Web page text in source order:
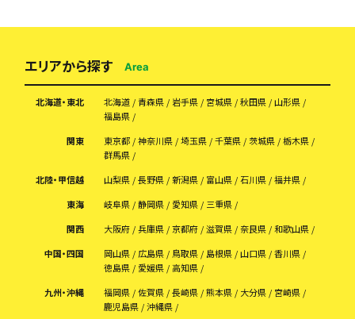
エリアから探す Area
北海道・東北 北海道 青森県 岩手県 宮城県 秋田県
山形県
福島県
関東
東京都 神奈川県 埼玉県 千葉県 茨城県
栃木県
群馬県
北陸・甲信越
山梨県 長野県 新潟県 富山県 石川県
福井県
東海
岐阜県 静岡県 愛知県
三重県
関西
大阪府 兵庫県 京都府 滋賀県 奈良県
和歌山県
中国・四国
岡山県 広島県 鳥取県 島根県 山口県
香川県
徳島県
愛媛県
高知県
九州・沖縄
福岡県 佐賀県 長崎県 熊本県 大分県
宮崎県
鹿児島県
沖縄県